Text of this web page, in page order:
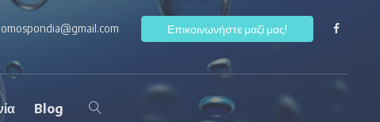
Επικοινωνήστε μαζί μας!
Blog